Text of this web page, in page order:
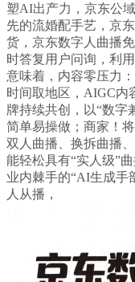
塑AI出产力，京东公
先的流婚配手艺，京
货，京东数字人曲播
时答复用户问询，利
意味着，内容零压力
时间取地区，AIGC内
牌持续共创，以“数字
简单易操做；商家！
双人曲播、换拆曲播
能轻松具有“实人级”
业内棘手的“AI生成手
人从播，